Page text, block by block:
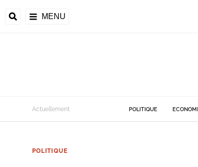
MENU
Actuellement POLITIQUE
POLITIQUE